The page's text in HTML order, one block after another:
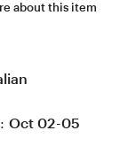
about this item
Oct 02-05